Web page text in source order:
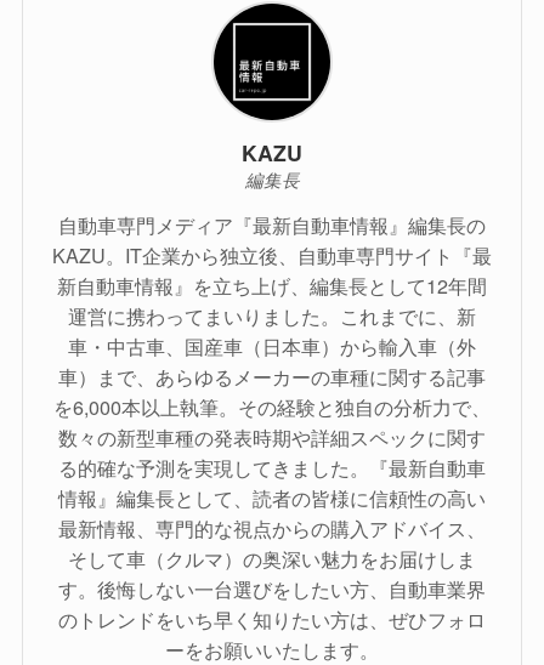
KAZU
編集長
自動車専門メディア『最新自動車情報』編集長の
KAZU。IT企業から独立後、自動車専門サイト『最
新自動車情報』を立ち上げ、編集長として12年間
運営に携わってまいりました。これまでに、新
車・中古車、国産車（日本車）から輸入車（外
車）まで、あらゆるメーカーの車種に関する記事
を6,000本以上執筆。その経験と独自の分析力で、
数々の新型車種の発表時期や詳細スペックに関す
る的確な予測を実現してきました。『最新自動車
情報』編集長として、読者の皆様に信頼性の高い
最新情報、専門的な視点からの購入アドバイス、
そして車（クルマ）の奥深い魅力をお届けしま
す。後悔しない一台選びをしたい方、自動車業界
のトレンドをいち早く知りたい方は、ぜひフォロ
ーをお願いいたします。